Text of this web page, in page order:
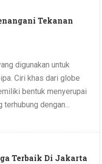
Tekanan
digunakan untuk
Ciri khas dari globe
bentuk menyerupai
terhubung dengan...
Terbaik Di Jakarta